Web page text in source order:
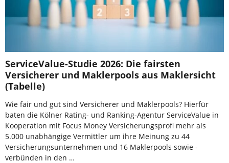
ServiceValue-Studie 2026: Die fairsten
Versicherer und Maklerpools aus Maklersicht
(Tabelle)
Wie fair und gut sind Versicherer und Maklerpools? Hierfür
baten die Kölner Rating- und Ranking-Agentur ServiceValue in
Kooperation mit Focus Money Versicherungsprofi mehr als
5.000 unabhängige Vermittler um ihre Meinung zu 44
Versicherungsunternehmen und 16 Maklerpools sowie -
verbünden in den …